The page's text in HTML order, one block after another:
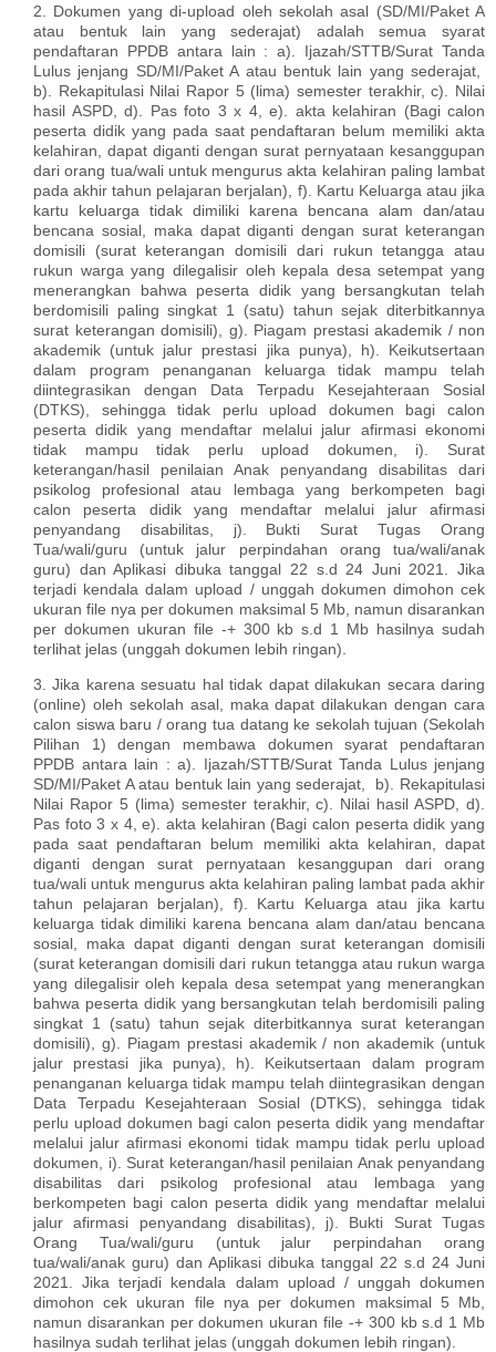
2. Dokumen yang di-upload oleh sekolah asal (SD/MI/Paket A
atau bentuk lain yang sederajat) adalah semua syarat
pendaftaran PPDB antara lain : a). Ijazah/STTB/Surat Tanda
Lulus jenjang SD/MI/Paket A atau bentuk lain yang sederajat,
b). Rekapitulasi Nilai Rapor 5 (lima) semester terakhir, c). Nilai
hasil ASPD, d). Pas foto 3 x 4, e). akta kelahiran (Bagi calon
peserta didik yang pada saat pendaftaran belum memiliki akta
kelahiran, dapat diganti dengan surat pernyataan kesanggupan
dari orang tua/wali untuk mengurus akta kelahiran paling lambat
pada akhir tahun pelajaran berjalan), f). Kartu Keluarga atau jika
kartu keluarga tidak dimiliki karena bencana alam dan/atau
bencana sosial, maka dapat diganti dengan surat keterangan
domisili (surat keterangan domisili dari rukun tetangga atau
rukun warga yang dilegalisir oleh kepala desa setempat yang
menerangkan bahwa peserta didik yang bersangkutan telah
berdomisili paling singkat 1 (satu) tahun sejak diterbitkannya
surat keterangan domisili), g). Piagam prestasi akademik / non
akademik (untuk jalur prestasi jika punya), h). Keikutsertaan
dalam program penanganan keluarga tidak mampu telah
diintegrasikan dengan Data Terpadu Kesejahteraan Sosial
(DTKS), sehingga tidak perlu upload dokumen bagi calon
peserta didik yang mendaftar melalui jalur afirmasi ekonomi
tidak mampu tidak perlu upload dokumen, i). Surat
keterangan/hasil penilaian Anak penyandang disabilitas dari
psikolog profesional atau lembaga yang berkompeten bagi
calon peserta didik yang mendaftar melalui jalur afirmasi
penyandang disabilitas, j). Bukti Surat Tugas Orang
Tua/wali/guru (untuk jalur perpindahan orang tua/wali/anak
guru) dan Aplikasi dibuka tanggal 22 s.d 24 Juni 2021. Jika
terjadi kendala dalam upload / unggah dokumen dimohon cek
ukuran file nya per dokumen maksimal 5 Mb, namun disarankan
per dokumen ukuran file -+ 300 kb s.d 1 Mb hasilnya sudah
terlihat jelas (unggah dokumen lebih ringan).
3. Jika karena sesuatu hal tidak dapat dilakukan secara daring
(online) oleh sekolah asal, maka dapat dilakukan dengan cara
calon siswa baru / orang tua datang ke sekolah tujuan (Sekolah
Pilihan 1) dengan membawa dokumen syarat pendaftaran
PPDB antara lain : a). Ijazah/STTB/Surat Tanda Lulus jenjang
SD/MI/Paket A atau bentuk lain yang sederajat, b). Rekapitulasi
Nilai Rapor 5 (lima) semester terakhir, c). Nilai hasil ASPD, d).
Pas foto 3 x 4, e). akta kelahiran (Bagi calon peserta didik yang
pada saat pendaftaran belum memiliki akta kelahiran, dapat
diganti dengan surat pernyataan kesanggupan dari orang
tua/wali untuk mengurus akta kelahiran paling lambat pada akhir
tahun pelajaran berjalan), f). Kartu Keluarga atau jika kartu
keluarga tidak dimiliki karena bencana alam dan/atau bencana
sosial, maka dapat diganti dengan surat keterangan domisili
(surat keterangan domisili dari rukun tetangga atau rukun warga
yang dilegalisir oleh kepala desa setempat yang menerangkan
bahwa peserta didik yang bersangkutan telah berdomisili paling
singkat 1 (satu) tahun sejak diterbitkannya surat keterangan
domisili), g). Piagam prestasi akademik / non akademik (untuk
jalur prestasi jika punya), h). Keikutsertaan dalam program
penanganan keluarga tidak mampu telah diintegrasikan dengan
Data Terpadu Kesejahteraan Sosial (DTKS), sehingga tidak
perlu upload dokumen bagi calon peserta didik yang mendaftar
melalui jalur afirmasi ekonomi tidak mampu tidak perlu upload
dokumen, i). Surat keterangan/hasil penilaian Anak penyandang
disabilitas dari psikolog profesional atau lembaga yang
berkompeten bagi calon peserta didik yang mendaftar melalui
jalur afirmasi penyandang disabilitas), j). Bukti Surat Tugas
Orang Tua/wali/guru (untuk jalur perpindahan orang
tua/wali/anak guru) dan Aplikasi dibuka tanggal 22 s.d 24 Juni
2021. Jika terjadi kendala dalam upload / unggah dokumen
dimohon cek ukuran file nya per dokumen maksimal 5 Mb,
namun disarankan per dokumen ukuran file -+ 300 kb s.d 1 Mb
hasilnya sudah terlihat jelas (unggah dokumen lebih ringan).